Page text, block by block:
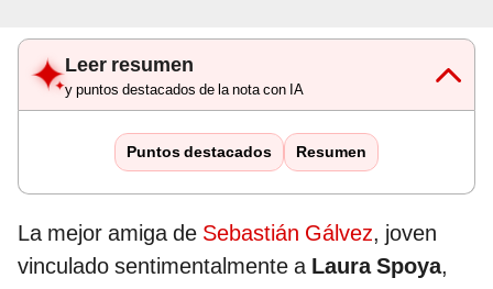
Leer resumen
y puntos destacados de la nota con IA
Puntos destacados Resumen
La mejor amiga de Sebastián Gálvez, joven
vinculado sentimentalmente a Laura Spoya,